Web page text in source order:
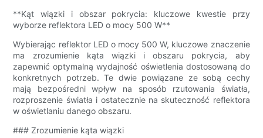
**Kąt wiązki i obszar pokrycia: kluczowe kwestie przy
wyborze reflektora LED o mocy 500 W**
Wybierając reflektor LED o mocy 500 W, kluczowe znaczenie
ma zrozumienie kąta wiązki i obszaru pokrycia, aby
zapewnić optymalną wydajność oświetlenia dostosowaną do
konkretnych potrzeb. Te dwie powiązane ze sobą cechy
mają bezpośredni wpływ na sposób rzutowania światła,
rozproszenie światła i ostatecznie na skuteczność reflektora
w oświetlaniu danego obszaru.
### Zrozumienie kąta wiązki